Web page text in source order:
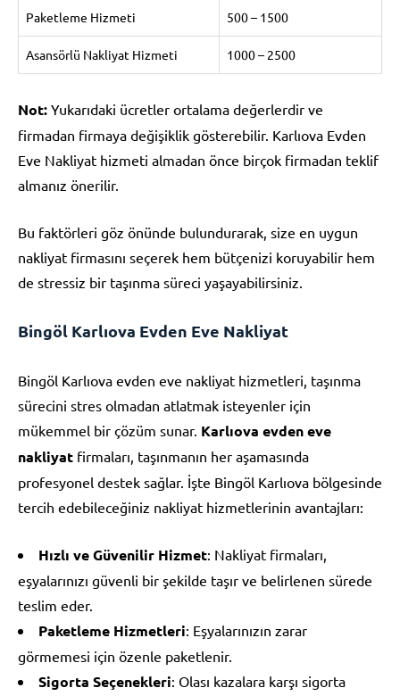
Paketleme Hizmeti 500 – 1500
Asansörlü Nakliyat Hizmeti 1000 – 2500
Not: Yukarıdaki ücretler ortalama değerlerdir ve
firmadan firmaya değişiklik gösterebilir. Karlıova Evden
Eve Nakliyat hizmeti almadan önce birçok firmadan teklif
almanız önerilir.
Bu faktörleri göz önünde bulundurarak, size en uygun
nakliyat firmasını seçerek hem bütçenizi koruyabilir hem
de stressiz bir taşınma süreci yaşayabilirsiniz.
Bingöl Karlıova Evden Eve Nakliyat
Bingöl Karlıova evden eve nakliyat hizmetleri, taşınma
sürecini stres olmadan atlatmak isteyenler için
mükemmel bir çözüm sunar. Karlıova evden eve
nakliyat firmaları, taşınmanın her aşamasında
profesyonel destek sağlar. İşte Bingöl Karlıova bölgesinde
tercih edebileceğiniz nakliyat hizmetlerinin avantajları:
Hızlı ve Güvenilir Hizmet: Nakliyat firmaları,
eşyalarınızı güvenli bir şekilde taşır ve belirlenen sürede
teslim eder.
Paketleme Hizmetleri: Eşyalarınızın zarar
görmemesi için özenle paketlenir.
Sigorta Seçenekleri: Olası kazalara karşı sigorta